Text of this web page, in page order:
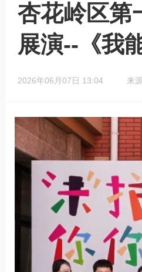
杏花岭区第
展演--《我
2026年06月07日 13:04 来